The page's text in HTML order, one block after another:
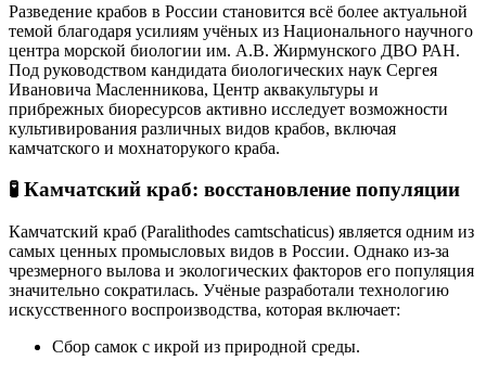
Разведение крабов в России становится всё более актуальной
темой благодаря усилиям учёных из Национального научного
центра морской биологии им. А.В. Жирмунского ДВО РАН.
Под руководством кандидата биологических наук Сергея
Ивановича Масленникова, Центр аквакультуры и
прибрежных биоресурсов активно исследует возможности
культивирования различных видов крабов, включая
камчатского и мохнаторукого краба.
🧪 Камчатский краб: восстановление популяции
Камчатский краб (Paralithodes camtschaticus) является одним из
самых ценных промысловых видов в России. Однако из-за
чрезмерного вылова и экологических факторов его популяция
значительно сократилась. Учёные разработали технологию
искусственного воспроизводства, которая включает:
Сбор самок с икрой из природной среды.